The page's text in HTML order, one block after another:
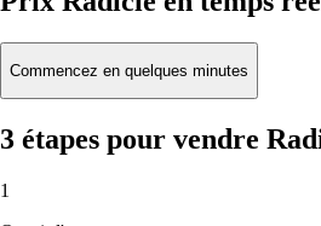
Commencez en quelques minutes
3 étapes pour vendre
1